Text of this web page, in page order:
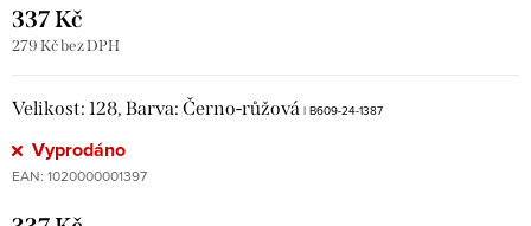
337 Kč
279 Kč bez DPH
Velikost: 128, Barva: Černo-růžová | B609-24-1387
Vyprodáno
EAN: 1020000001397